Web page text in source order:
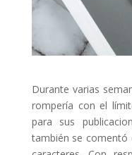
Durante varias
rompería con el
para sus
también se comentó